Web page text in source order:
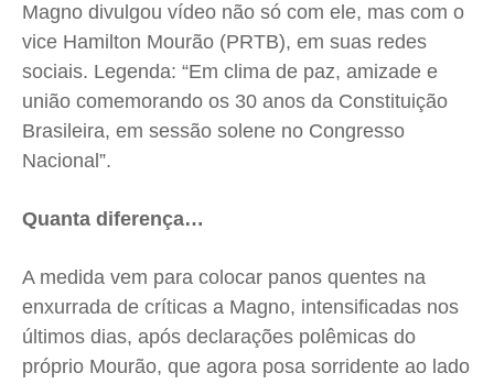
Magno divulgou vídeo não só com ele, mas com o
vice Hamilton Mourão (PRTB), em suas redes
sociais. Legenda: “Em clima de paz, amizade e
união comemorando os 30 anos da Constituição
Brasileira, em sessão solene no Congresso
Nacional”.
Quanta diferença…
A medida vem para colocar panos quentes na
enxurrada de críticas a Magno, intensificadas nos
últimos dias, após declarações polêmicas do
próprio Mourão, que agora posa sorridente ao lado